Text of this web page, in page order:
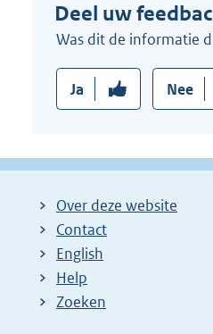
Deel uw
Was dit de informatie
Ja Nee
Over deze website
Contact
English
Help
Zoeken